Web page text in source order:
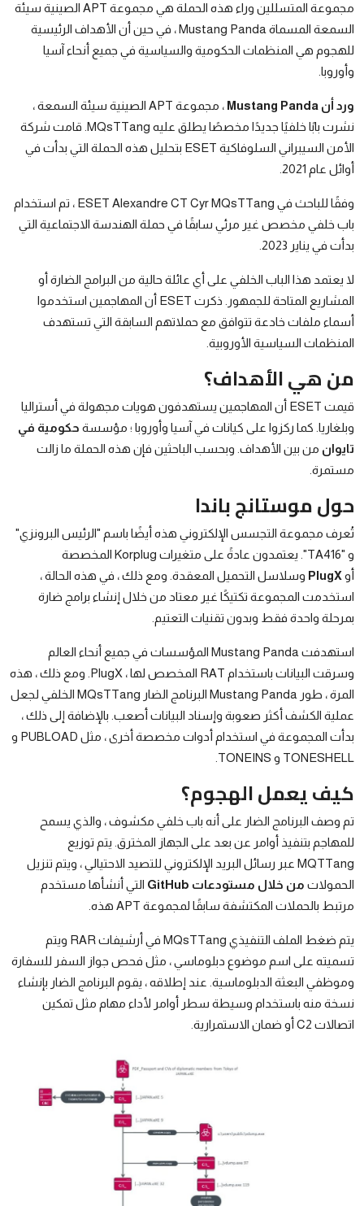
مجموعة المتسللين وراء هذه الحملة هي مجموعة APT الصينية سيئة
السمعة المسماة Mustang Panda ، في حين أن الأهداف الرئيسية
للهجوم هي المنظمات الحكومية والسياسية في جميع أنحاء آسيا
وأوروبا.
ورد أن Mustang Panda
، مجموعة APT الصينية سيئة السمعة ،
نشرت بابًا خلفيًا جديدًا مخصصًا يطلق عليه MQsTTang. قامت شركة
الأمن السيبراني السلوفاكية ESET بتحليل هذه الحملة التي بدأت في
أوائل عام 2021.
وفقًا للباحث في ESET Alexandre CT Cyr MQsTTang ، تم استخدام
باب خلفي مخصص غير مرئي سابقًا في حملة الهندسة الاجتماعية التي
بدأت في يناير 2023.
لا يعتمد هذا الباب الخلفي على أي عائلة حالية من البرامج الضارة أو
المشاريع المتاحة للجمهور. ذكرت ESET أن المهاجمين استخدموا
أسماء ملفات خادعة تتوافق مع حملاتهم السابقة التي تستهدف
المنظمات السياسية الأوروبية.
من هي الأهداف؟
قيمت ESET أن المهاجمين يستهدفون هويات مجهولة في أستراليا
وبلغاريا. كما ركزوا على كيانات في آسيا وأوروبا ؛ مؤسسة حكومية في
تايوان من بين الأهداف. وبحسب الباحثين فإن هذه الحملة ما زالت
مستمرة.
حول موستانج باندا
تُعرف مجموعة التجسس الإلكتروني هذه أيضًا باسم "الرئيس البرونزي"
و "TA416". يعتمدون عادةً على متغيرات Korplug المخصصة
أوPlugX وسلاسل التحميل المعقدة. ومع ذلك ، في هذه الحالة ،
استخدمت المجموعة تكتيكًا غير معتاد من خلال إنشاء برامج ضارة
بمرحلة واحدة فقط وبدون تقنيات التعتيم.
استهدفت Mustang Panda المؤسسات في جميع أنحاء العالم
وسرقت البيانات باستخدام RAT المخصص لها ، PlugX. ومع ذلك ، هذه
المرة ، طور Mustang Panda البرنامج الضار MQsTTang الخلفي لجعل
عملية الكشف أكثر صعوبة وإسناد البيانات أصعب. بالإضافة إلى ذلك ،
بدأت المجموعة في استخدام أدوات مخصصة أخرى ، مثل PUBLOAD و
TONESHELL و TONEINS.
كيف يعمل الهجوم؟
تم وصف البرنامج الضار على أنه باب خلفي مكشوف ، والذي يسمح
للمهاجم بتنفيذ أوامر عن بعد على الجهاز المخترق. يتم توزيع
MQTTang عبر رسائل البريد الإلكتروني للتصيد الاحتيالي ، ويتم تنزيل
الحمولات من خلال مستودعات GitHub
التي أنشأها مستخدم
مرتبط بالحملات المكتشفة سابقًا لمجموعة APT هذه.
يتم ضغط الملف التنفيذي MQsTTang في أرشيفات RAR ويتم
تسميته على اسم موضوع دبلوماسي ، مثل فحص جواز السفر للسفارة
وموظفي البعثة الدبلوماسية. عند إطلاقه ، يقوم البرنامج الضار بإنشاء
نسخة منه باستخدام وسيطة سطر أوامر لأداء مهام مثل تمكين
اتصالات C2 أو ضمان الاستمرارية.